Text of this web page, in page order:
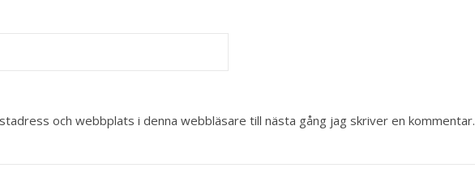
och webbplats i denna webbläsare till nästa gång jag skriver en kommentar.